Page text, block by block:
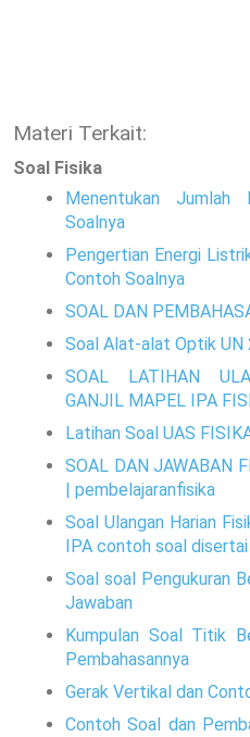
Materi Terkait:
Soal Fisika
Menentukan Jumlah
Soalnya
Pengertian Energi
Contoh Soalnya
SOAL DAN
Soal Alat-alat Optik UN
SOAL LATIHAN
GANJIL MAPEL IPA
Latihan Soal UAS
SOAL DAN JAWABAN
| pembelajaranfisika
Soal Ulangan Harian
IPA contoh soal
Soal soal Pengukuran
Jawaban
Kumpulan Soal Titik
Pembahasannya
Gerak Vertikal dan
Contoh Soal dan